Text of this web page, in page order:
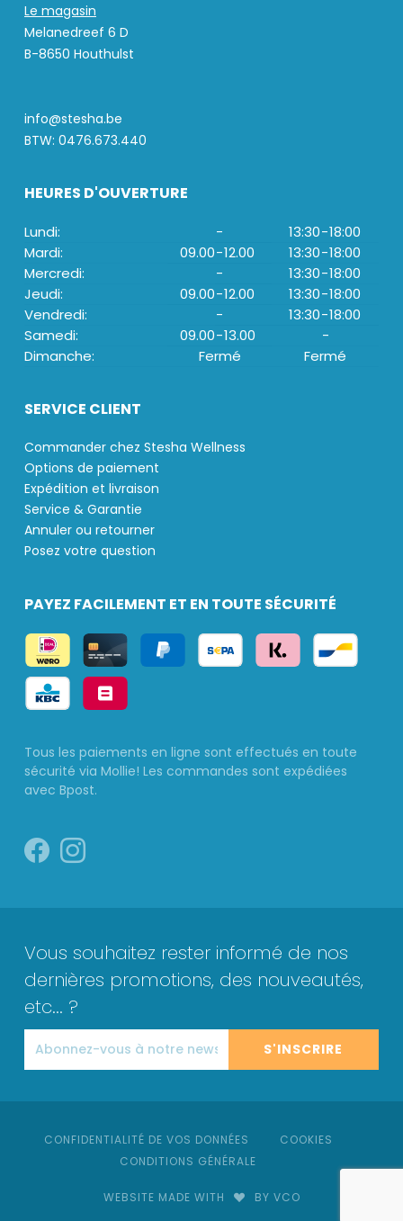
Le magasin
Melanedreef 6 D
B-8650 Houthulst
info@stesha.be
BTW: 0476.673.440
HEURES D'OUVERTURE
Lundi: - 13:30-18:00
Mardi:
09.00-12.00 13:30-18:00
Mercredi:
- 13:30-18:00
Jeudi:
09.00-12.00 13:30-18:00
Vendredi:
- 13:30-18:00
Samedi:
09.00-13.00
-
Dimanche:
Fermé Fermé
SERVICE CLIENT
Commander chez Stesha Wellness
Options de paiement
Expédition et livraison
Service & Garantie
Annuler ou retourner
Posez votre question
PAYEZ FACILEMENT ET EN TOUTE SÉCURITÉ
Tous les paiements en ligne sont effectués en toute
sécurité via Mollie! Les commandes sont expédiées
avec Bpost.
Vous souhaitez rester informé de nos
dernières promotions, des nouveautés,
etc... ?
S'INSCRIRE
CONFIDENTIALITÉ DE VOS DONNÉES
COOKIES
CONDITIONS GÉNÉRALE
WEBSITE MADE WITH BY VCO